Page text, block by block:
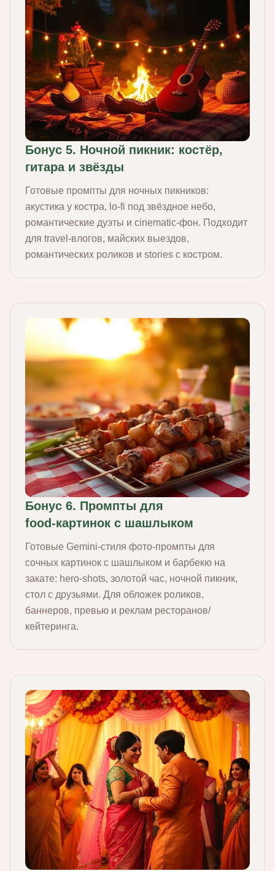
Бонус 5. Ночной пикник: костёр,
гитара и звёзды
Готовые промпты для ночных пикников:
акустика у костра, lo‑fi под звёздное небо,
романтические дуэты и cinematic‑фон. Подходит
для travel‑влогов, майских выездов,
романтических роликов и stories с костром.
Бонус 6. Промпты для
food‑картинок с шашлыком
Готовые Gemini‑стиля фото‑промпты для
сочных картинок с шашлыком и барбекю на
закате: hero‑shots, золотой час, ночной пикник,
стол с друзьями. Для обложек роликов,
баннеров, превью и реклам ресторанов/
кейтеринга.